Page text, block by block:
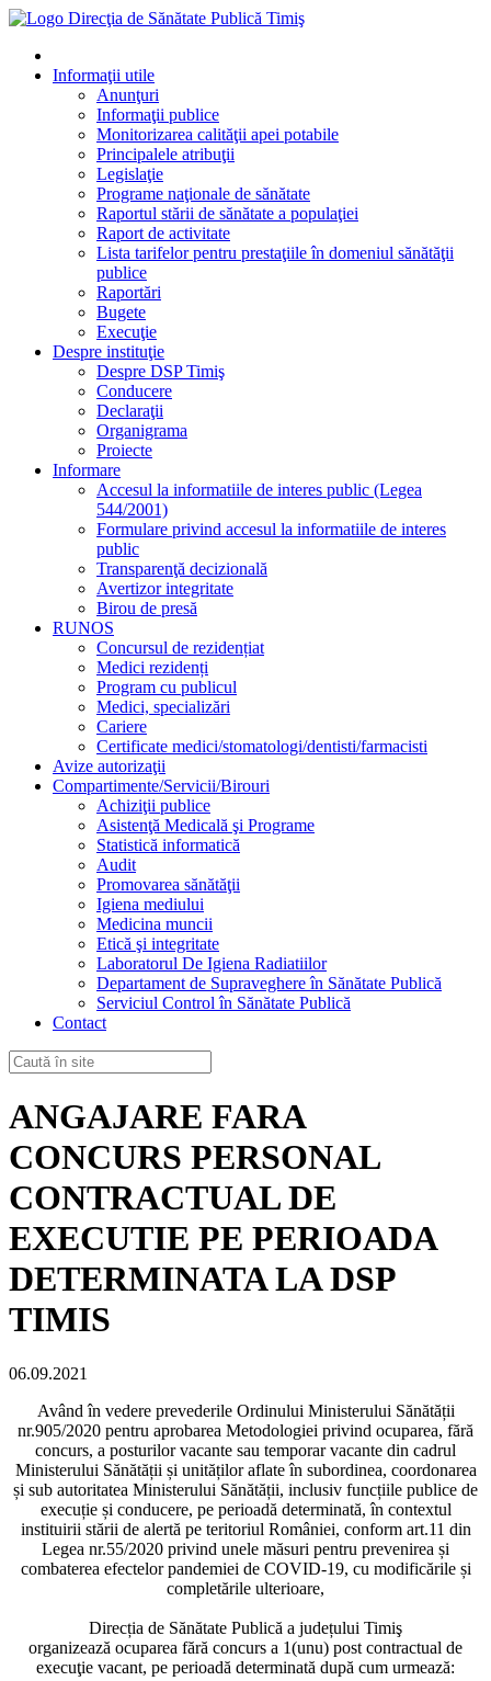
Informaţii utile
Anunţuri
Informaţii publice
Monitorizarea calităţii apei potabile
Principalele atribuţii
Legislaţie
Programe naţionale de sănătate
Raportul stării de sănătate a populaţiei
Raport de activitate
Lista tarifelor pentru prestaţiile în domeniul sănătăţii
publice
Raportări
Bugete
Execuţie
Despre instituţie
Despre DSP Timiş
Conducere
Declaraţii
Organigrama
Proiecte
Informare
Accesul la informatiile de interes public (Legea
544/2001)
Formulare privind accesul la informatiile de interes
public
Transparenţă decizională
Avertizor integritate
Birou de presă
RUNOS
Concursul de rezidențiat
Medici rezidenți
Program cu publicul
Medici, specializări
Cariere
Certificate medici/stomatologi/dentisti/farmacisti
Avize autorizaţii
Compartimente/Servicii/Birouri
Achiziţii publice
Asistenţă Medicală şi Programe
Statistică informatică
Audit
Promovarea sănătăţii
Igiena mediului
Medicina muncii
Etică şi integritate
Laboratorul De Igiena Radiatiilor
Departament de Supraveghere în Sănătate Publică
Serviciul Control în Sănătate Publică
Contact
ANGAJARE FARA
CONCURS PERSONAL
CONTRACTUAL DE
EXECUTIE PE PERIOADA
DETERMINATA LA DSP
TIMIS
06.09.2021
Având în vedere prevederile Ordinului Ministerului Sănătății
nr.905/2020 pentru aprobarea Metodologiei privind ocuparea, fără
concurs, a posturilor vacante sau temporar vacante din cadrul
Ministerului Sănătății și unităților aflate în subordinea, coordonarea
și sub autoritatea Ministerului Sănătății, inclusiv funcțiile publice de
execuție și conducere, pe perioadă determinată, în contextul
instituirii stării de alertă pe teritoriul României, conform art.11 din
Legea nr.55/2020 privind unele măsuri pentru prevenirea și
combaterea efectelor pandemiei de COVID-19, cu modificările și
completările ulterioare,
Direcția de Sănătate Publică a județului Timiş
organizează ocuparea fără concurs a 1(unu) post contractual de
execuţie vacant, pe perioadă determinată după cum urmează: